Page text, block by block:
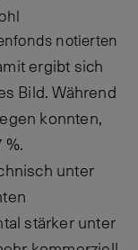
notierten
ergibt sich
Bild. Während
konnten,
%.
unter
stärker unter